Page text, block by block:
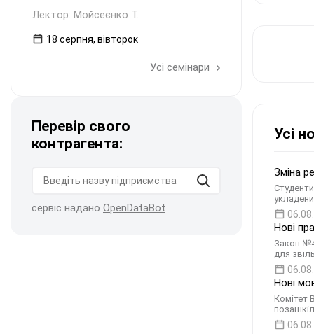
Усі
Зміна
Нові
Закон
для
Нові
Комітет
Лектор: Мойсеєнко Т.
18 серпня, вівторок
Усі семінари
Перевір свого
контрагента:
сервіс надано OpenDataBot